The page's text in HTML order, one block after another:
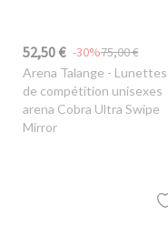
52,50 € 75,00 €
-30%
Arena Talange - Lunettes
de compétition unisexes
arena Cobra Ultra Swipe
Mirror